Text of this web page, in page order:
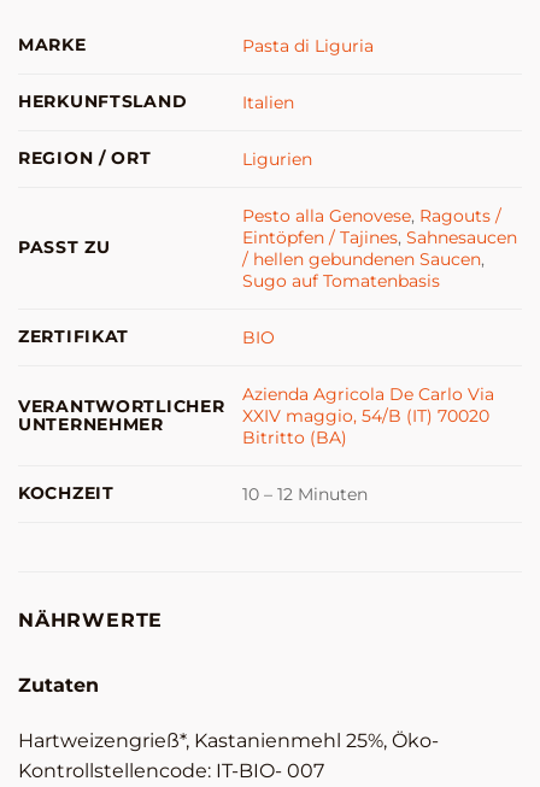
MARKE Pasta di Liguria
HERKUNFTSLAND Italien
REGION / ORT Ligurien
PASST ZU
Pesto alla Genovese, Ragouts /
Eintöpfen / Tajines,Sahnesaucen
/ hellen gebundenen Saucen,
Sugo auf Tomatenbasis
ZERTIFIKAT BIO
VERANTWORTLICHER
UNTERNEHMER
Azienda Agricola De Carlo Via
XXIV maggio, 54/B (IT) 70020
Bitritto (BA)
KOCHZEIT 10 – 12 Minuten
NÄHRWERTE
Zutaten
Hartweizengrieß*, Kastanienmehl 25%, Öko-
Kontrollstellencode: IT-BIO- 007